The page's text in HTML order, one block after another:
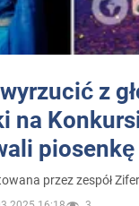
z
na
przez zespół